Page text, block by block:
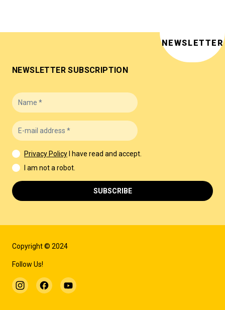
Copyright © 2024
Follow Us!
NEWSLETTER
NEWSLETTER SUBSCRIPTION
Privacy Policy
I have read and accept.
I am not a robot.
SUBSCRIBE